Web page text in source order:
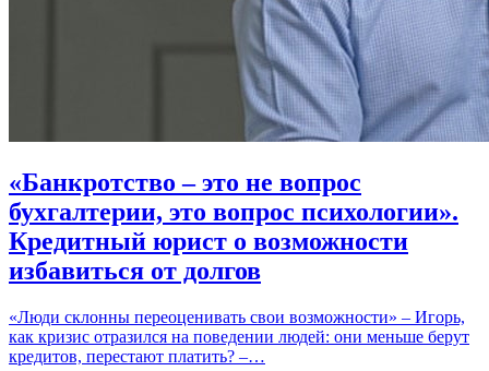
«Банкротство – это не вопрос
бухгалтерии, это вопрос психологии».
Кредитный юрист о возможности
избавиться от долгов
«Люди склонны переоценивать свои возможности» – Игорь,
как кризис отразился на поведении людей: они меньше берут
кредитов, перестают платить? –…